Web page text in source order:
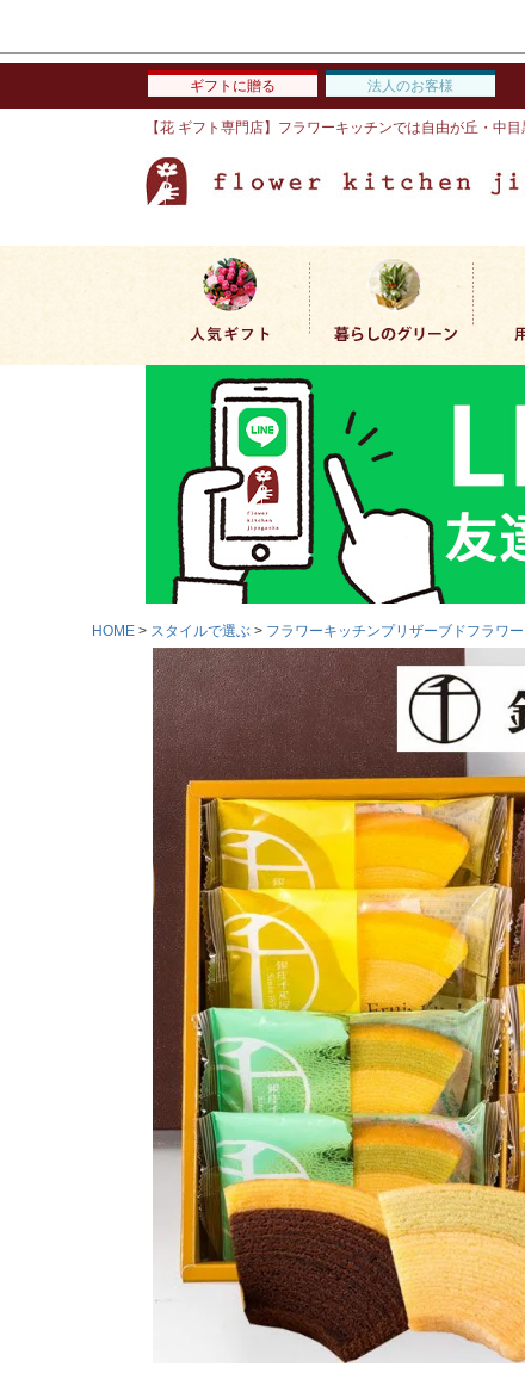
ギフトに贈る 法人のお客様
【花 ギフト専門店】フラワーキッチンでは自由が丘・中
HOME スタイルで選ぶ フラワーキッチンプリザーブドフラワ